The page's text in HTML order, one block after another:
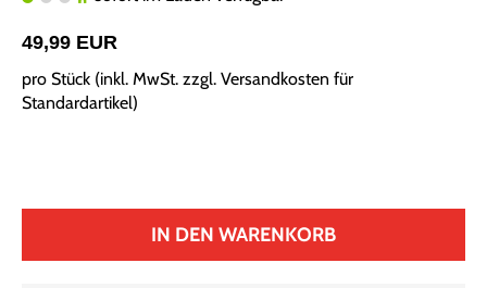
49,99 EUR
pro Stück (inkl. MwSt. zzgl. Versandkosten für
Standardartikel)
IN DEN WARENKORB